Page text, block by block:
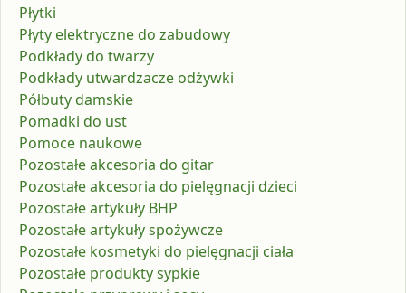
Płytki
Płyty elektryczne do zabudowy
Podkłady do twarzy
Podkłady utwardzacze odżywki
Półbuty damskie
Pomadki do ust
Pomoce naukowe
Pozostałe akcesoria do gitar
Pozostałe akcesoria do pielęgnacji dzieci
Pozostałe artykuły BHP
Pozostałe artykuły spożywcze
Pozostałe kosmetyki do pielęgnacji ciała
Pozostałe produkty sypkie